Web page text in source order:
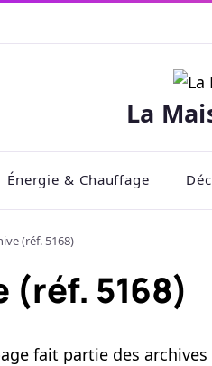
La
Énergie & Chauffage
(réf. 5168)
(réf. 5168)
fait partie des